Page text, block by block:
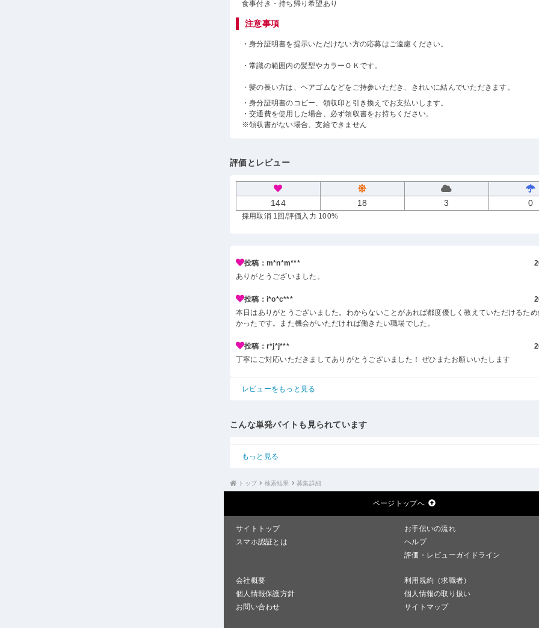
食事付き・持ち帰り希望あり
注意事項
・身分証明書を提示いただけない方の応募はご遠慮ください。
・常識の範囲内の髪型やカラーＯＫです。
・髪の長い方は、ヘアゴムなどをご持参いただき、きれいに結んでいただきます。
・身分証明書のコピー、領収印と引き換えでお支払いします。
・交通費を使用した場合、必ず領収書をお持ちください。
※領収書がない場合、支給できません
評価とレビュー
144 18 3 0
採用取消 1回 /評価入力 100%
投稿：m*n*m***
ありがとうございました。
投稿：i*o*c***
本日はありがとうございました。わからないことがあれば都度優しく教えていただけるた
かったです。また機会がいただければ働きたい職場でした。
投稿：r*j*j***
丁寧にご対応いただきましてありがとうございました！ ぜひまたお願いいたします
レビューをもっと見る
こんな単発バイトも見られています
もっと見る
トップ 検索結果 募集詳細
ページトップへ
サイトトップ
お手伝いの流れ
スマホ認証とは
ヘルプ
評価・レビューガイドライン
会社概要
利用規約（求職者）
個人情報保護方針
個人情報の取り扱い
お問い合わせ
サイトマップ